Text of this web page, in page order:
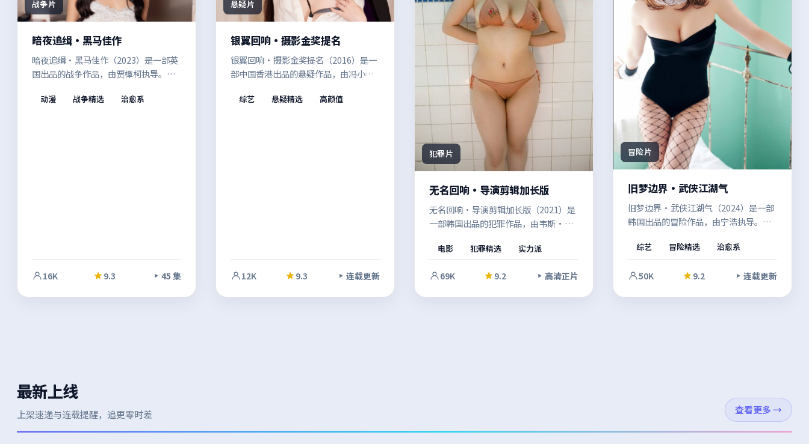
战争片
暗夜追缉·黑马佳作
暗夜追缉·黑马佳作（2023）是一部英
国出品的战争作品，由贾樟柯执导。一
群像之间的张力不断升级，推动故事走
动漫 战争精选 治愈系
16K 9.3 45 集
悬疑片
银翼回响·摄影金奖提名
银翼回响·摄影金奖提名（2016）是一
部中国香港出品的悬疑作品，由冯小刚
乐与场面调度相互呼应，强化了关键转
综艺 悬疑精选 高颜值
12K 9.3 连载更新
犯罪片
无名回响·导演剪辑加长版
无名回响·导演剪辑加长版（2021）是
一部韩国出品的犯罪作品，由韦斯·安
到拷问，类型元素与人文关怀并重，既
感，也保留了作者表达的空间。
电影 犯罪精选 实力派
69K 9.2 高清正片
冒险片
旧梦边界·武侠江湖气
旧梦边界·武侠江湖气（2024）是一部
韩国出品的冒险作品，由宁浩执导。在
关怀并重，既有爽感也留有余味。影像
风格统一，整体完成度较高。
综艺 冒险精选 治愈系
50K 9.2 连载更新
最新上线
上架速递与连载提醒，追更零时差 查看更多→